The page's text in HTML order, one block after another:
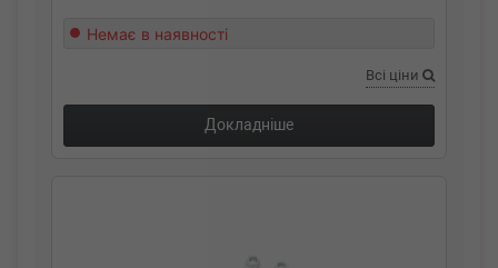
Немає в наявності
Всі ціни
Докладніше